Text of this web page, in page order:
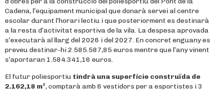
Cadena, l’equipament municipal que donarà servei al centre
escolar durant l’horari lectiu i que posteriorment es destinarà
a la resta d’activitat esportiva de la vila. La despesa aprovada
s’executarà al llarg del 2026 i del 2027. En concret enguany es
preveu destinar-hi 2.585.587,85 euros mentre que l’any vinent
s’aportaran 1.584.341,16 euros.
El futur poliesportiu tindrà una superfície construïda de
2.162,18 m², comptarà amb 6 vestidors per a esportistes i 3